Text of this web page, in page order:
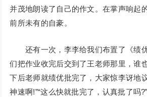
并茂地朗读了自己的作文。在掌声响起
前所未有的自豪。
还有一次，李李给我们布置了《绩
们把作业收完后交到了王老师那里，谁
下后老师就绩优批完了，大家惊李讶地
神速啊!”“这么快就批完了，认真批了吗